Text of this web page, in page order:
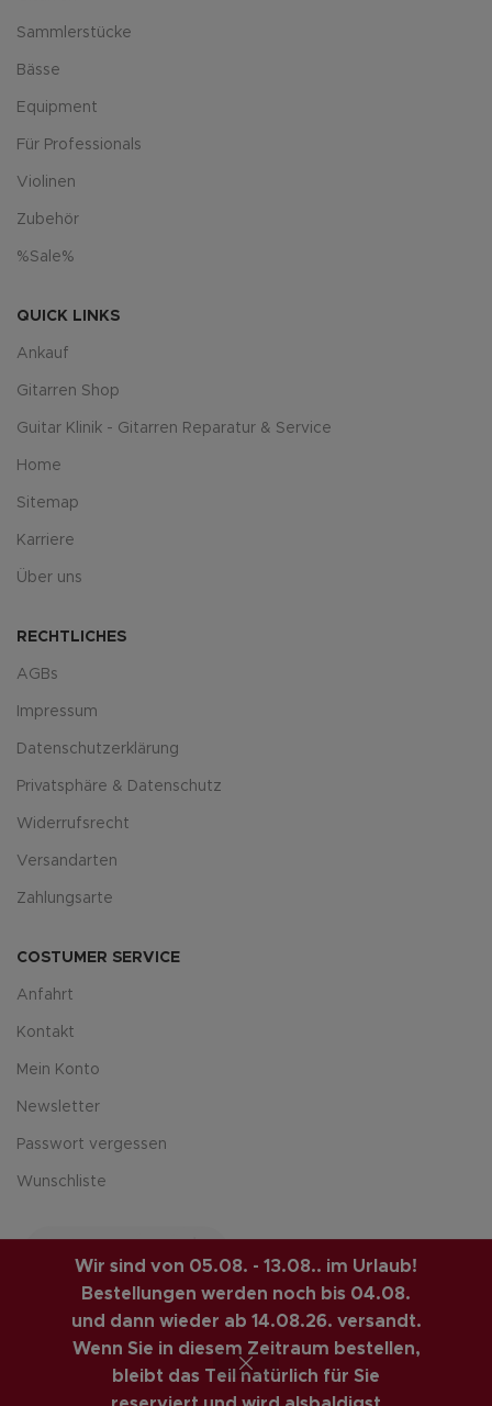
Wir sind von 05.08. - 13.08.. im Urlaub!
Bestellungen werden noch bis 04.08.
und dann wieder ab 14.08.26. versandt.
Wenn Sie in diesem Zeitraum bestellen,
bleibt das Teil natürlich für Sie
Sammlerstücke
Bässe
Equipment
Für Professionals
Violinen
Zubehör
%Sale%
QUICK LINKS
Ankauf
Gitarren Shop
Guitar Klinik - Gitarren Reparatur & Service
Home
Sitemap
Karriere
Über uns
RECHTLICHES
AGBs
Impressum
Datenschutzerklärung
Privatsphäre & Datenschutz
Widerrufsrecht
Versandarten
Zahlungsarte
COSTUMER SERVICE
Anfahrt
Kontakt
Mein Konto
Newsletter
Passwort vergessen
Wunschliste
LUIS-GUITAR-GARAGE.COM © 2026 | CREATED BY
COMPUTERMOBIL . PREMIUM E-COMMERCE SOLUTIONS.